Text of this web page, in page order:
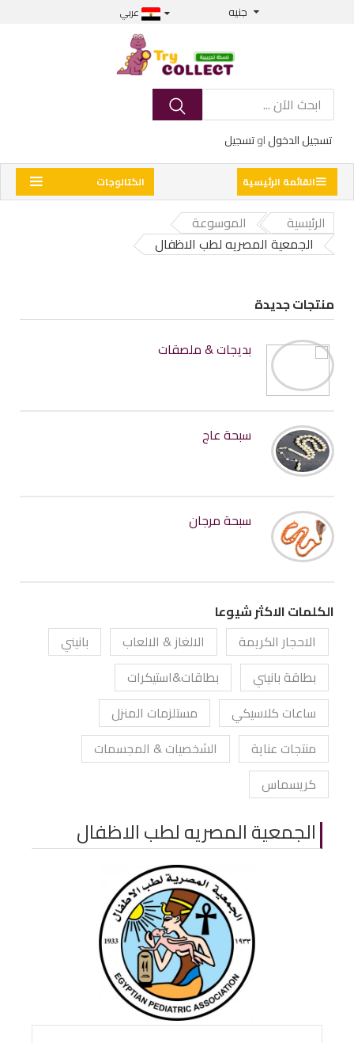
جنيه عربي
تسجيل الدخولاوتسجيل
الكتالوجات القائمة الرئيسية
الرئيسية
الموسوعة
الجمعية المصريه لطب الاظفال
منتجات جديدة
بديجات & ملصقات
سبحة عاج
سبحة مرجان
الكلمات الاكثر شيوعا
الاحجار الكريمة
الالغاز & الالعاب
بانيني
بطاقة بانيني
بطاقات&استيكرات
ساعات كلاسيكي
مستلزمات المنزل
منتجات عناية
الشخصيات & المجسمات
كريسماس
الجمعية المصريه لطب الاظفال